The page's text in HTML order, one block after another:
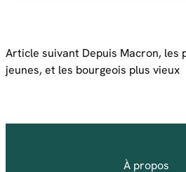
Article suivant Depuis Macron,
jeunes, et les bourgeois plus vieux
À propos